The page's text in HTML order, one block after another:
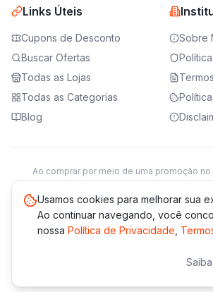
Links Úteis
Cupons de Desconto
Buscar Ofertas
Todas as Lojas
Todas as Categorias
Blog
Sobre
Ao comprar por meio de uma promoção no
Saiba mais
*Os preços e disponibilidade podem
Usamos cookies para melhorar sua
Ao continuar navegando, você
nossa Política de Privacidade